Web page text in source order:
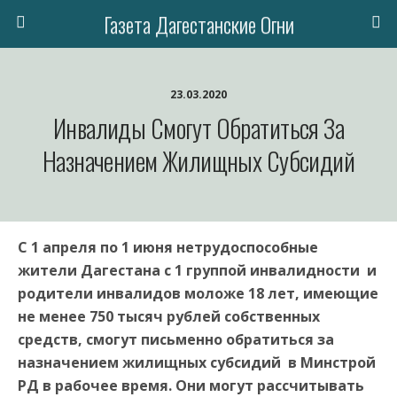
Газета Дагестанские Огни
23.03.2020
Инвалиды Смогут Обратиться За
Назначением Жилищных Субсидий
С 1 апреля по 1 июня нетрудоспособные
жители Дагестана с 1 группой инвалидности и
родители инвалидов моложе 18 лет, имеющие
не менее 750 тысяч рублей собственных
средств, смогут письменно обратиться за
назначением жилищных субсидий в Минстрой
РД в рабочее время. Они могут рассчитывать